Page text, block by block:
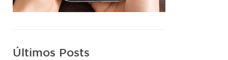
Últimos Posts